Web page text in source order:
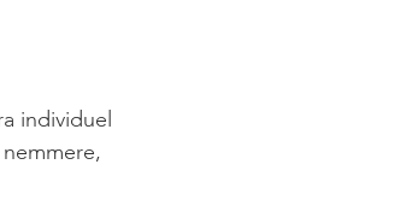
individuel